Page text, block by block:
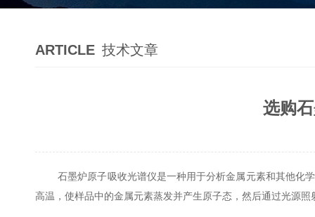
ARTICLE 技术文章
选购
石墨炉原子吸收光谱仪是一种用于分析金属元素和其他化学
高温，使样品中的金属元素蒸发并产生原子态，然后通过光源